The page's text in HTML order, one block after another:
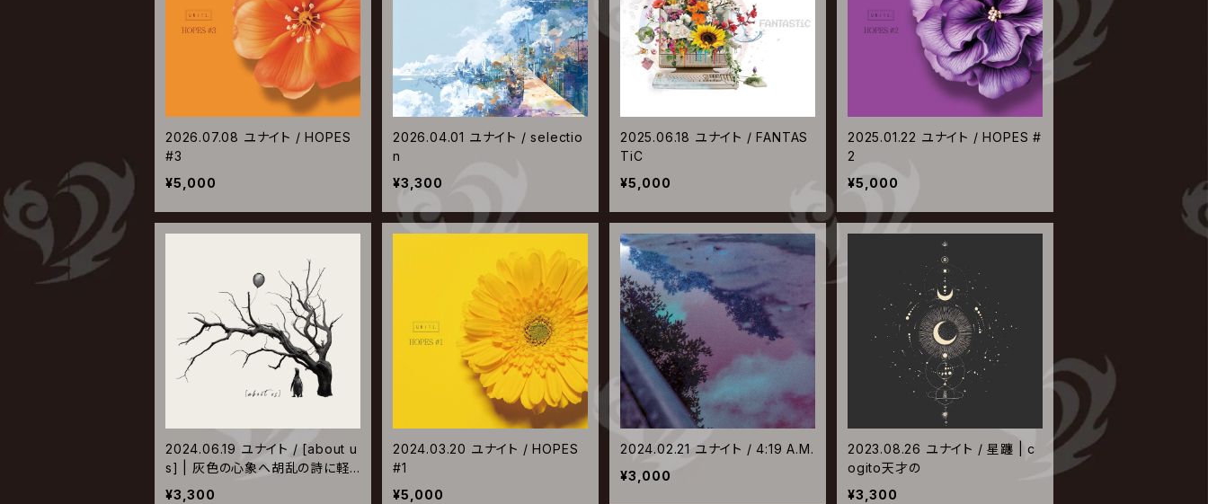
2026.07.08 ユナイト / HOPES
#3
¥5,000
2026.04.01 ユナイト / selectio
n
¥3,300
2025.06.18 ユナイト / FANTAS
TiC
¥5,000
2025.01.22 ユナイト / HOPES #
2
¥5,000
2024.06.19 ユナイト / [about u
s] | 灰色の心象へ胡乱の詩に軽
い音
¥3,300
2024.03.20 ユナイト / HOPES
#1
¥5,000
2024.02.21 ユナイト / 4:19 A.M.
¥3,000
2023.08.26 ユナイト / 星躔 | c
ogito天才の
¥3,300